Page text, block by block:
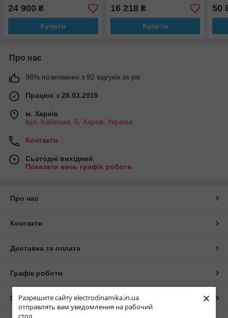
Разрешите сайту electrodinamika.in.ua
отправлять вам уведомления на рабочий
стол
×
24 900 ₴
Купити
16 218₴
Купити
50
Про нас
98% позитивних з 92 відгуків за рік
Працює з 28.03.2019
м. Харків
вул. Ісаївська, 5, Харків, Україна
Контакти
Сьогодні вихідний
Показати весь графік роботи
Про нас
Контакти
Доставка та оплата
Графік роботи
Повна версія сайту